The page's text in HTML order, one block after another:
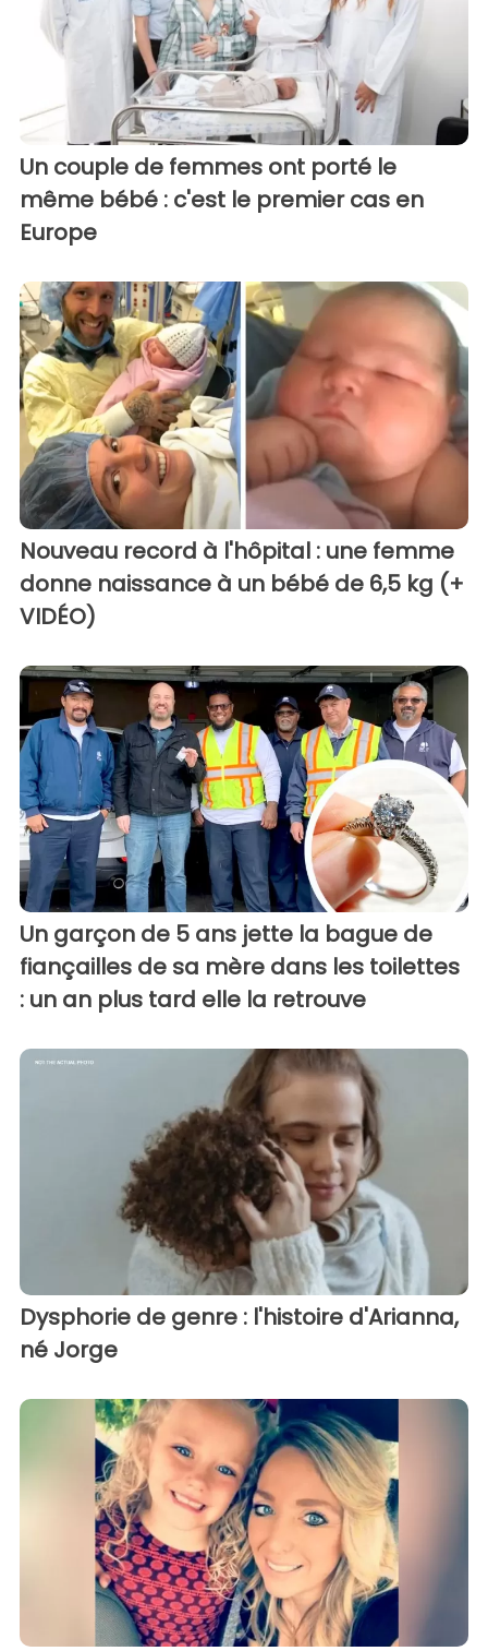
Un couple de femmes ont porté le
même bébé : c'est le premier cas en
Europe
Nouveau record à l'hôpital : une femme
donne naissance à un bébé de 6,5 kg (+
VIDÉO)
Un garçon de 5 ans jette la bague de
fiançailles de sa mère dans les toilettes
: un an plus tard elle la retrouve
Dysphorie de genre : l'histoire d'Arianna,
né Jorge